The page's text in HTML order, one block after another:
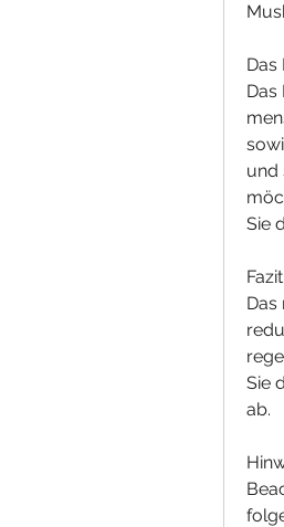
Das
Das
und
Sie
Fazit
Das
Sie
ab.